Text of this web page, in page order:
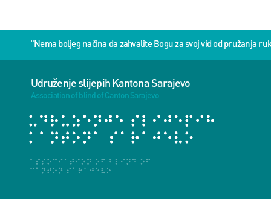
“Nema boljeg načina da zahvalite Bogu za svoj vid od pružanja
Udruženje slijepih Kantona Sarajevo
Association of blind of Canton Sarajevo